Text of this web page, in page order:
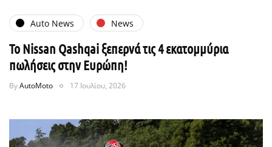
Auto News News
Το Nissan Qashqai ξεπερνά τις 4 εκατομμύρια
πωλήσεις στην Ευρώπη!
ByAutoMoto 17 Ιουλίου, 2026